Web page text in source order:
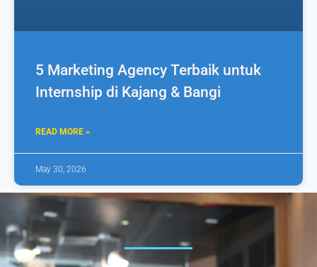
5 Marketing Agency Terbaik untuk
Internship di Kajang & Bangi
READ MORE »
May 30, 2026